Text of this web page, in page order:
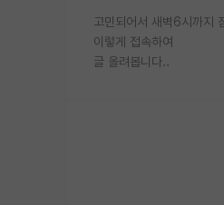
고민되어서 새벽6시까지
이렇게 접속하여
글 올려봅니다..